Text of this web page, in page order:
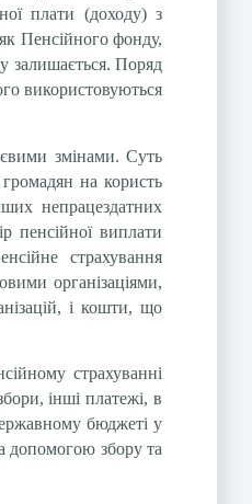
плати (доходу) з
Пенсійного фонду,
залишається. Поряд
використовуються
змінами. Суть
на користь
непрацездатних
пенсійної виплати
страхування
організаціями,
і кошти, що
страхуванні
інші платежі, в
бюджеті у
допомогою збору та